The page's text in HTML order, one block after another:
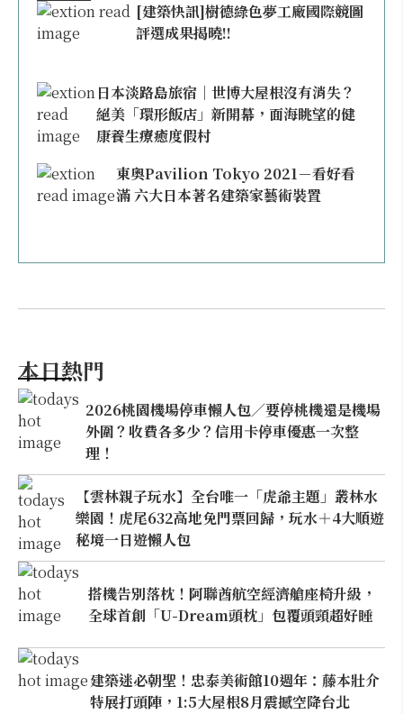
[建築快訊]樹德綠色夢工廠國際競圖
評選成果揭曉!!
日本淡路島旅宿｜世博大屋根沒有消失？
絕美「環形飯店」新開幕，面海眺望的健
康養生療癒度假村
東奧Pavilion Tokyo 2021－看好看
滿 六大日本著名建築家藝術裝置
本日熱門
2026桃園機場停車懶人包／要停桃機還是機場
外圍？收費各多少？信用卡停車優惠一次整
理！
【雲林親子玩水】全台唯一「虎爺主題」叢林水
樂園！虎尾632高地免門票回歸，玩水＋4大順遊
秘境一日遊懶人包
搭機告別落枕！阿聯酋航空經濟艙座椅升級，
全球首創「U-Dream頭枕」包覆頭頸超好睡
建築迷必朝聖！忠泰美術館10週年：藤本壯介
特展打頭陣，1:5大屋根8月震撼空降台北